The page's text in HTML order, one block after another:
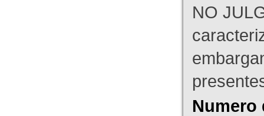
NO
Numero